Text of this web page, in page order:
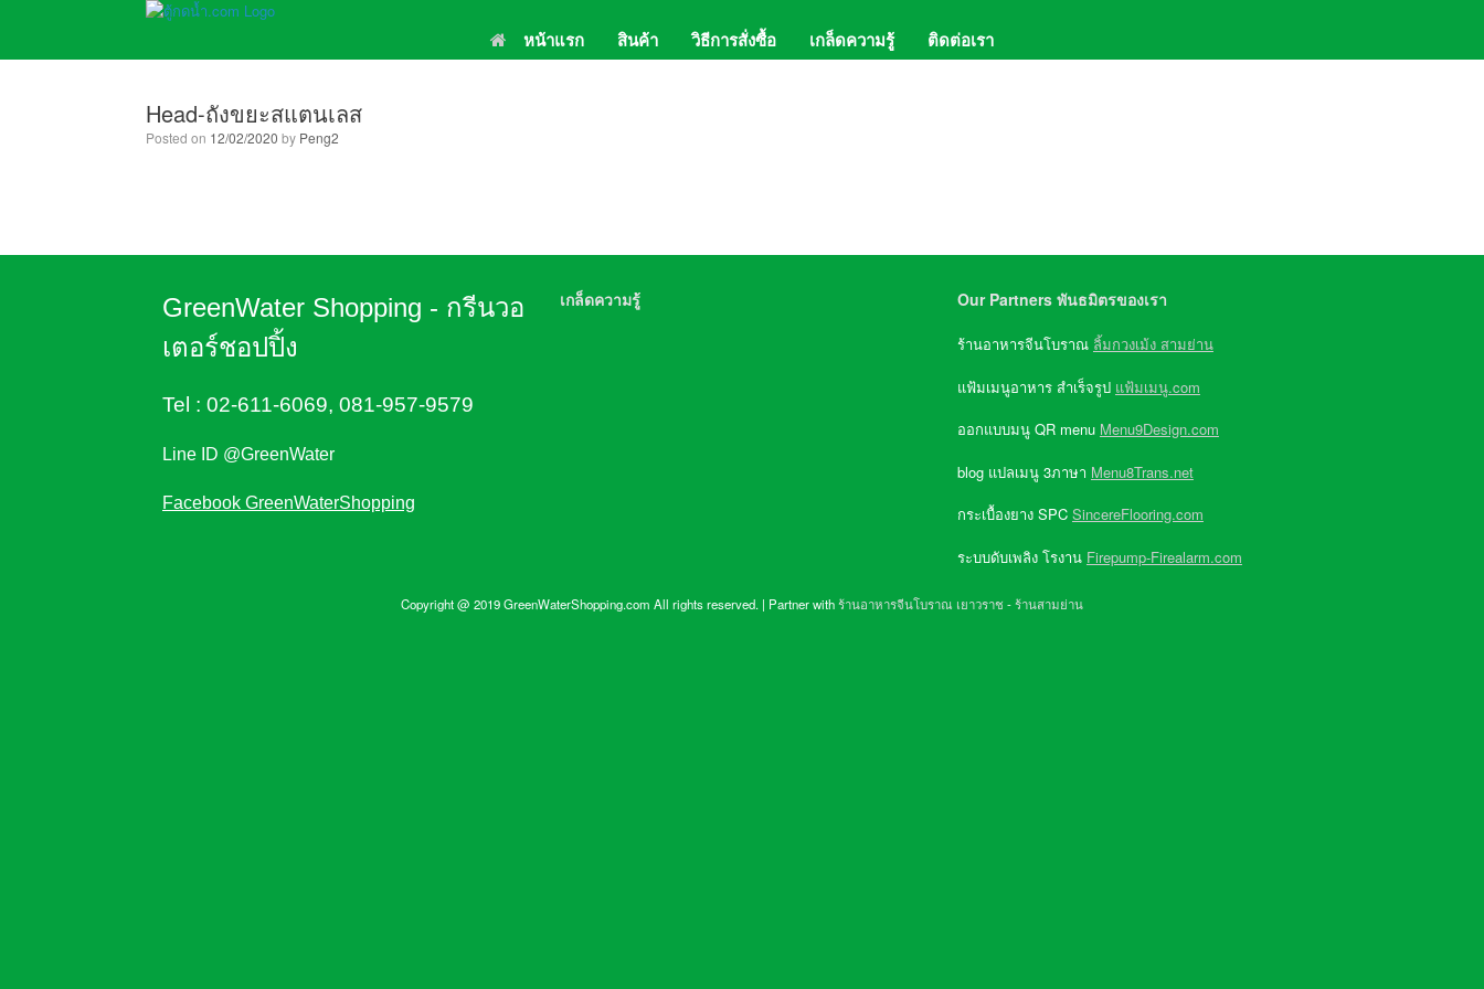
02-611-6069,081-957-9579
หน้าแรก สินค้า วิธีการสั่งซื้อ เกล็ดความรู้ ติดต่อเรา
Head-ถังขยะสแตนเลส
Posted on 12/02/2020 by Peng2
GreenWater Shopping - กรีนวอ
เตอร์ชอปปิ้ง
Tel : 02-611-6069, 081-957-9579
Line ID @GreenWater
Facebook GreenWaterShopping
เกล็ดความรู้ Our Partners พันธมิตรของเรา
ร้านอาหารจีนโบราณ ลิ้มกวงเม้ง สามย่าน
แฟ้มเมนูอาหาร สำเร็จรูป แฟ้มเมนู.com
ออกแบบมนู QR menu Menu9Design.com
blog แปลเมนู 3ภาษา Menu8Trans.net
กระเบื้องยาง SPC SincereFlooring.com
ระบบดับเพลิง โรงาน Firepump-Firealarm.com
Copyright @ 2019 GreenWaterShopping.com All rights reserved. | Partner withร้านอาหารจีนโบราณ เยาวราช-ร้านสามย่าน